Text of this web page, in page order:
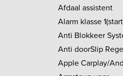
Afdaal assistent
Alarm klasse
Anti Blokkeer
Anti doorSlip
Apple Carplay/